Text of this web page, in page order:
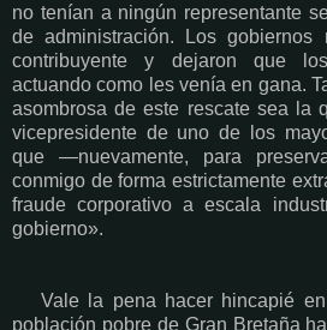
no tenían a ningún representante
de administración. Los gobiernos
contribuyente y dejaron que
actuando como les venía en gana.
asombrosa de este rescate sea la
vicepresidente de uno de los
que —nuevamente, para
conmigo de forma estrictamente
fraude corporativo a escala
gobierno».
Vale la pena hacer hincapié
población pobre de Gran Bretaña